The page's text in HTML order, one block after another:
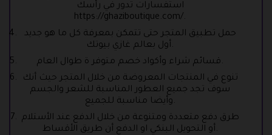
استفسارات تدور في رأسك
https://ghaziboutique.com/.
حمل تطبيق المتجر حتى تتمكن بمعرفة كل ما هو جديد
أول بعالم غازي بيوتك.
قسائم شراء وأكواد خصم متوفر ة طوال العام.
تنوع في المنتجات المعروضة من خلال المتجر حيث أنك
سوف تجد جميع العطور المناسبة للشعر والجسم
وأيضا مناسبة للجميع.
طرق دفع متعددة ومتنوعة من خلال الدفع عند الأستلام
أو التحويل البنكي او الدفع أن طريق الأقساط.